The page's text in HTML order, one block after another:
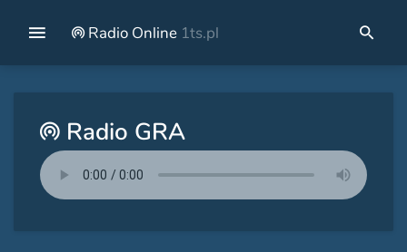
Radio Online 1ts.pl
Radio GRA